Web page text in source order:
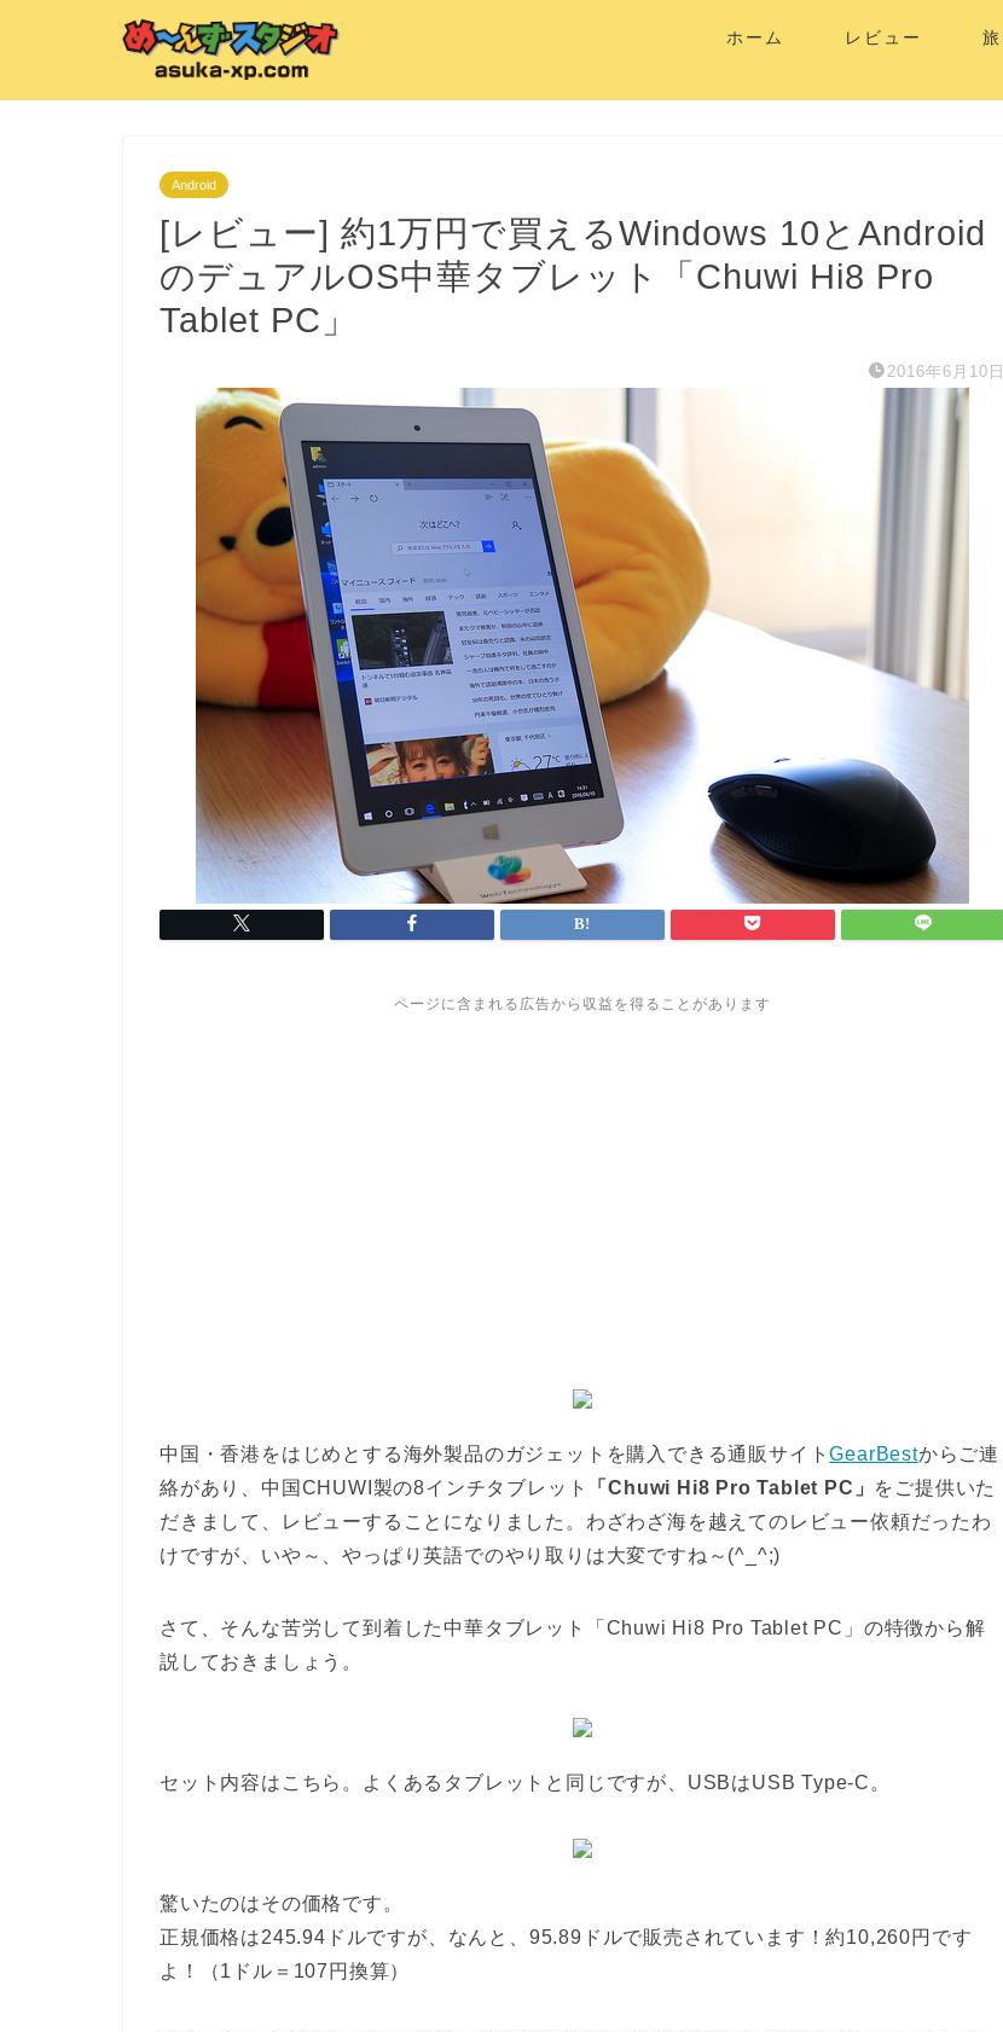
ホーム レビュー 旅
Android
[レビュー] 約1万円で買えるWindows 10とAndroid
のデュアルOS中華タブレット「Chuwi Hi8 Pro
Tablet PC」
2016年6月10日
ページに含まれる広告から収益を得ることがあります
中国・香港をはじめとする海外製品のガジェットを購入できる通販サイトGearBestからご連
絡があり、中国CHUWI製の8インチタブレット
「Chuwi Hi8 Pro Tablet PC」 をご提供いた
だきまして、レビューすることになりました。わざわざ海を越えてのレビュー依頼だったわ
けですが、いや～、やっぱり英語でのやり取りは大変ですね～(^_^;)
さて、そんな苦労して到着した中華タブレット「Chuwi Hi8 Pro Tablet PC」の特徴から解
説しておきましょう。
セット内容はこちら。よくあるタブレットと同じですが、USBはUSB Type-C。
驚いたのはその価格です。
正規価格は245.94ドルですが、なんと、95.89ドルで販売されています！約10,260円です
よ！（1ドル＝107円換算）